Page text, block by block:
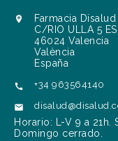

Farmacia Disalud
C/RIO ULLA 5
46024 Valencia
València
España
 +34 963564140

Horario: L-V 9 a 21h.
Domingo cerrado.